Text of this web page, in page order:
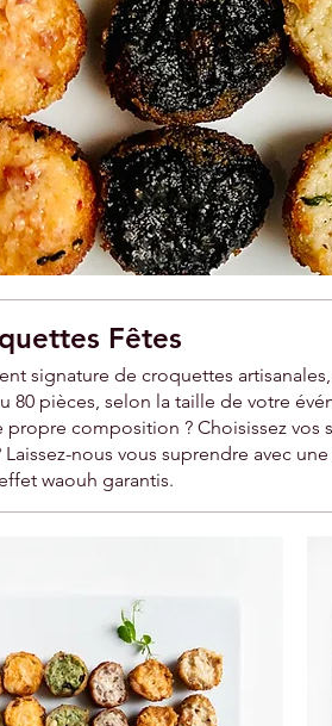
Fêtes
signature de croquettes
80 pièces, selon la taille de votre
propre composition ? Choisissez vos
Laissez-nous vous suprendre avec
waouh garantis.